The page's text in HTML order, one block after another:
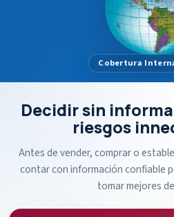
Cobertura
Decidir sin
riesgos
Antes de vender, comprar o
contar con información confiable
tomar mejores